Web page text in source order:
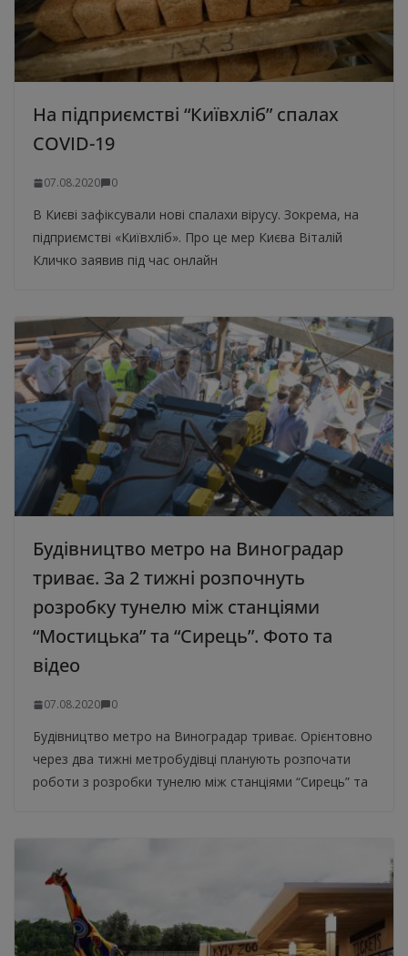
На підприємстві “Київхліб” спалах
COVID-19
07.08.2020 0
В Києві зафіксували нові спалахи вірусу. Зокрема, на
підприємстві «Київхліб». Про це мер Києва Віталій
Кличко заявив під час онлайн
Будівництво метро на Виноградар
триває. За 2 тижні розпочнуть
розробку тунелю між станціями
“Мостицька” та “Сирець”. Фото та
відео
07.08.2020 0
Будівництво метро на Виноградар триває. Орієнтовно
через два тижні метробудівці планують розпочати
роботи з розробки тунелю між станціями “Сирець” та